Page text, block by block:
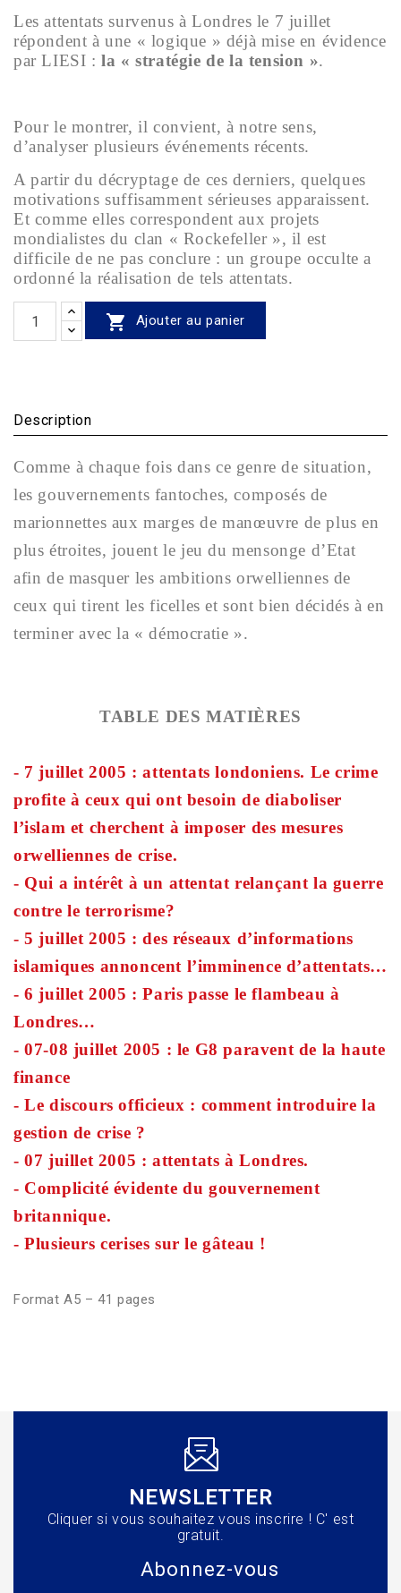
Les attentats survenus à Londres le 7 juillet
répondent à une « logique » déjà mise en évidence
par LIESI :la « stratégie de la tension ».
Pour le montrer, il convient, à notre sens,
d’analyser plusieurs événements récents.
A partir du décryptage de ces derniers, quelques
motivations suffisamment sérieuses apparaissent.
Et comme elles correspondent aux projets
mondialistes du clan « Rockefeller », il est
difficile de ne pas conclure : un groupe occulte a
ordonné la réalisation de tels attentats.
 Ajouter au panier
Description
Comme à chaque fois dans ce genre de situation,
les gouvernements fantoches, composés de
marionnettes aux marges de manœuvre de plus en
plus étroites, jouent le jeu du mensonge d’Etat
afin de masquer les ambitions orwelliennes de
ceux qui tirent les ficelles et sont bien décidés à en
terminer avec la « démocratie ».
TABLE DES MATIÈRES
- 7 juillet 2005 : attentats londoniens. Le crime
profite à ceux qui ont besoin de diaboliser
l’islam et cherchent à imposer des mesures
orwelliennes de crise.
- Qui a intérêt à un attentat relançant la guerre
contre le terrorisme?
- 5 juillet 2005 : des réseaux d’informations
islamiques annoncent l’imminence d’attentats…
- 6 juillet 2005 : Paris passe le flambeau à
Londres…
- 07-08 juillet 2005 : le G8 paravent de la haute
finance
- Le discours officieux : comment introduire la
gestion de crise ?
- 07 juillet 2005 : attentats à Londres.
- Complicité évidente du gouvernement
britannique.
- Plusieurs cerises sur le gâteau !
Format A5 – 41 pages
NEWSLETTER
Cliquer si vous souhaitez vous inscrire ! C' est
gratuit.
Abonnez-vous